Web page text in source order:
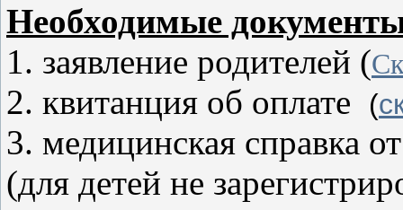
Необходимые
1. заявление родителей (
2. квитанция об оплате (
3. медицинская справка
(для детей не